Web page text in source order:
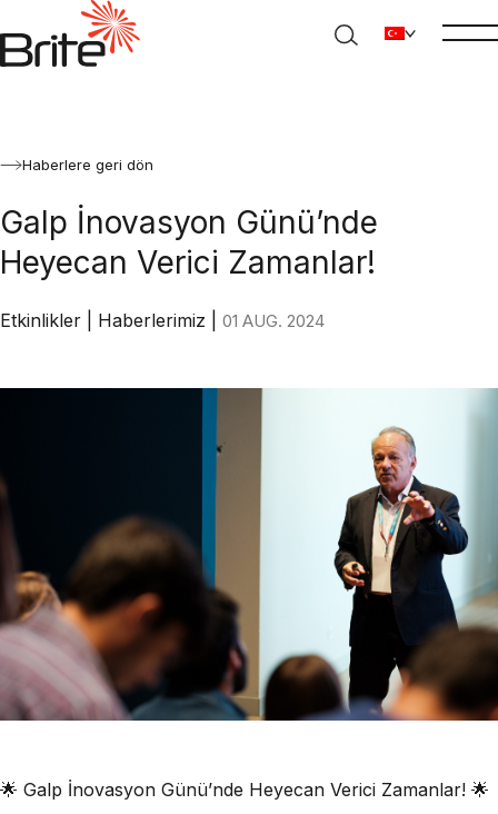
Haberlere geri dön
Galp İnovasyon Günü’nde
Heyecan Verici Zamanlar!
Etkinlikler Haberlerimiz 01 AUG. 2024
🌟 Galp İnovasyon Günü’nde Heyecan Verici Zamanlar! 🌟